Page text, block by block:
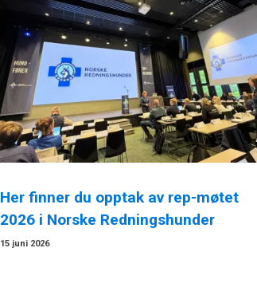
Her finner du opptak av rep-møtet
2026 i Norske Redningshunder
15 juni 2026